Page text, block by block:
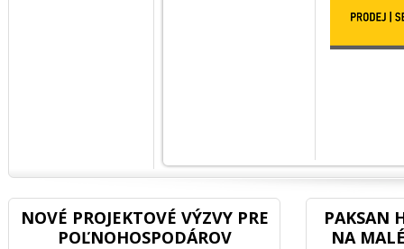
NOVÉ PROJEKTOVÉ VÝZVY PRE
POĽNOHOSPODÁROV
PAKSAN
NA